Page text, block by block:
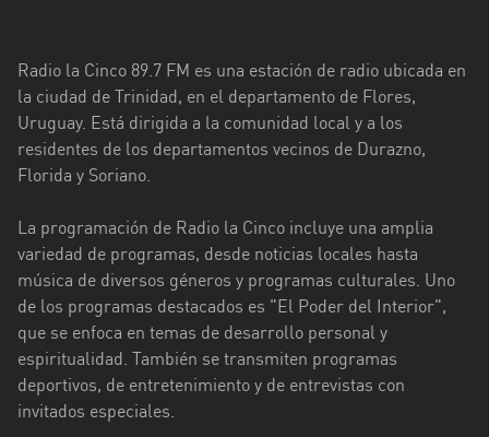
Paz
Maldonado
Montevideo
Rivera
Rocha
Salto
San
José
Radio la Cinco 89.7 FM es una estación de radio ubicada en
la ciudad de Trinidad, en el departamento de Flores,
Uruguay. Está dirigida a la comunidad local y a los
residentes de los departamentos vecinos de Durazno,
Florida y Soriano.
La programación de Radio la Cinco incluye una amplia
variedad de programas, desde noticias locales hasta
música de diversos géneros y programas culturales. Uno
de los programas destacados es "El Poder del Interior",
que se enfoca en temas de desarrollo personal y
espiritualidad. También se transmiten programas
deportivos, de entretenimiento y de entrevistas con
invitados especiales.